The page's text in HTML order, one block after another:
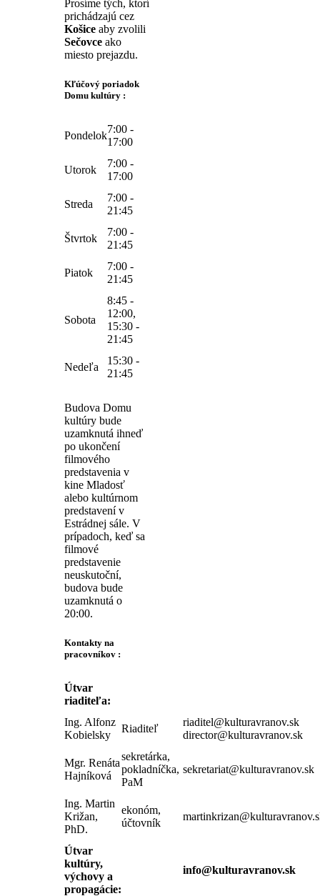
Prosíme tých, ktorí
prichádzajú cez
Košice aby zvolili
Sečovce ako
miesto prejazdu.
Kľúčový poriadok
Domu kultúry :
Pondelok
7:00 -
17:00
Utorok
7:00 -
17:00
Streda
7:00 -
21:45
Štvrtok
7:00 -
21:45
Piatok
7:00 -
21:45
Sobota
8:45 -
12:00,
15:30 -
21:45
Nedeľa
15:30 -
21:45
Budova Domu
kultúry bude
uzamknutá ihneď
po ukončení
filmového
predstavenia v
kine Mladosť
alebo kultúrnom
predstavení v
Estrádnej sále. V
prípadoch, keď sa
filmové
predstavenie
neuskutoční,
budova bude
uzamknutá o
20:00.
Kontakty na
pracovníkov :
Útvar
riaditeľa:
Ing. Alfonz
Kobielsky
Riaditeľ
riaditel@kulturavranov.sk
director@kulturavranov.sk
Mgr. Renáta
Hajníková
sekretárka,
pokladníčka,
PaM
sekretariat@kulturavranov.sk
Ing. Martin
Križan,
PhD.
ekonóm,
účtovník
Útvar
kultúry,
výchovy a
propagácie:
info@kulturavranov.sk